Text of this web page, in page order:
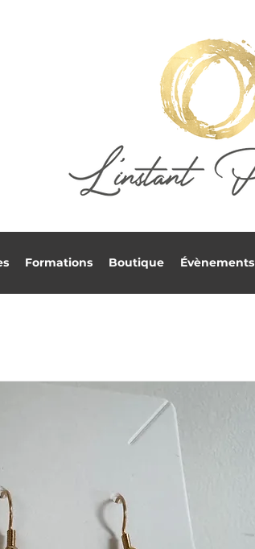
Formations Boutique Évènements